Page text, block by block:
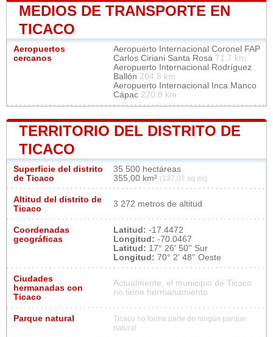
MEDIOS DE TRANSPORTE EN
TICACO
Aeropuertos
cercanos
Aeropuerto Internacional Coronel FAP
Carlos Ciriani Santa Rosa 71.7 km
Aeropuerto Internacional Rodríguez
Ballón 204.8 km
Aeropuerto Internacional Inca Manco
Cápac 220.8 km
TERRITORIO DEL DISTRITO DE
TICACO
Superficie del distrito
de Ticaco
35 500 hectáreas
355,00 km² (137,07 sq mi)
Altitud del distrito de
Ticaco
3 272 metros de altitud
Coordenadas
geográficas
Latitud: -17.4472
Longitud: -70.0467
Latitud: 17° 26' 50'' Sur
Longitud: 70° 2' 48'' Oeste
Ciudades
hermanadas con
Ticaco
Actualmente, el municipio de Ticaco
no tiene hermanamiento
Parque natural
Ticaco no forma parte de ningún parque
natural